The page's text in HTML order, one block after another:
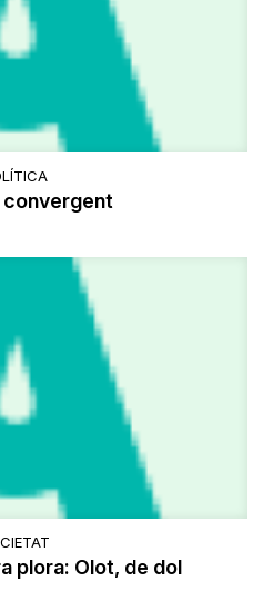
convergent
plora: Olot, de dol